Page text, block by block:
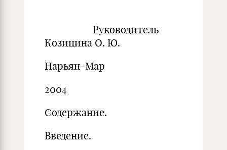
Руководитель
Козицина О. Ю.
Нарьян-Мар
2004
Содержание.